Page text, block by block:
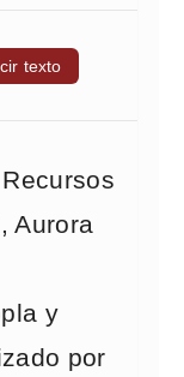
texto
Aurora
y
por